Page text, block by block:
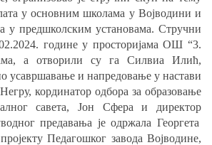
у основним школама у Војводини и
предшколским установама. Стручни
.2024. године у просторијама ОШ “3.
, а отворили су га Силвиа Илић,
усавршавање и напредовање у настави
кординатор одбора за образовање
савета, Јон Сфера и директор
предавања је одржала Георгета
Педагошког завода Војводине,